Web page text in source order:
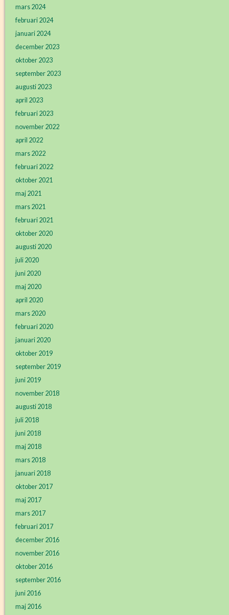
mars 2024
februari 2024
januari 2024
december 2023
oktober 2023
september 2023
augusti 2023
april 2023
februari 2023
november 2022
april 2022
mars 2022
februari 2022
oktober 2021
maj 2021
mars 2021
februari 2021
oktober 2020
augusti 2020
juli 2020
juni 2020
maj 2020
april 2020
mars 2020
februari 2020
januari 2020
oktober 2019
september 2019
juni 2019
november 2018
augusti 2018
juli 2018
juni 2018
maj 2018
mars 2018
januari 2018
oktober 2017
maj 2017
mars 2017
februari 2017
december 2016
november 2016
oktober 2016
september 2016
juni 2016
maj 2016